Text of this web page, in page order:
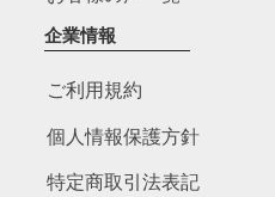
企業情報
ご利用規約
個人情報保護方針
特定商取引法表記